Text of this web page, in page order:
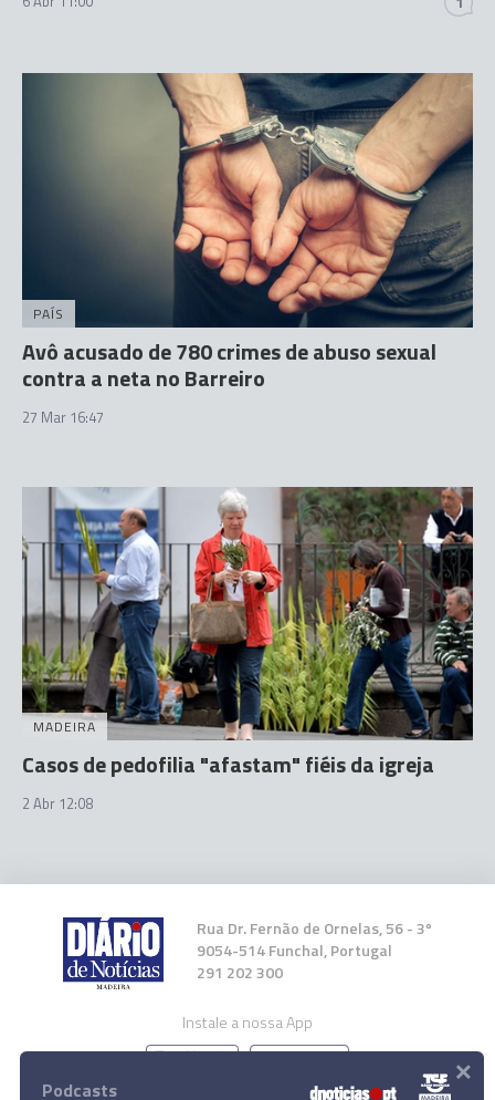
PAÍS
Avô acusado de 780 crimes de abuso sexual
contra a neta no Barreiro
27 Mar 16:47
MADEIRA
Casos de pedofilia "afastam" fiéis da igreja
2 Abr 12:08
Rua Dr. Fernão de Ornelas, 56 - 3º
9054-514 Funchal, Portugal
291 202 300
Instale a nossa App
Podcasts ×